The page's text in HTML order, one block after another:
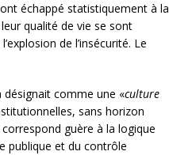
échappé statistiquement à la
qualité de vie se sont
de l’insécurité. Le
désignait comme une «culture
sans horizon
guère à la logique
publique et du contrôle